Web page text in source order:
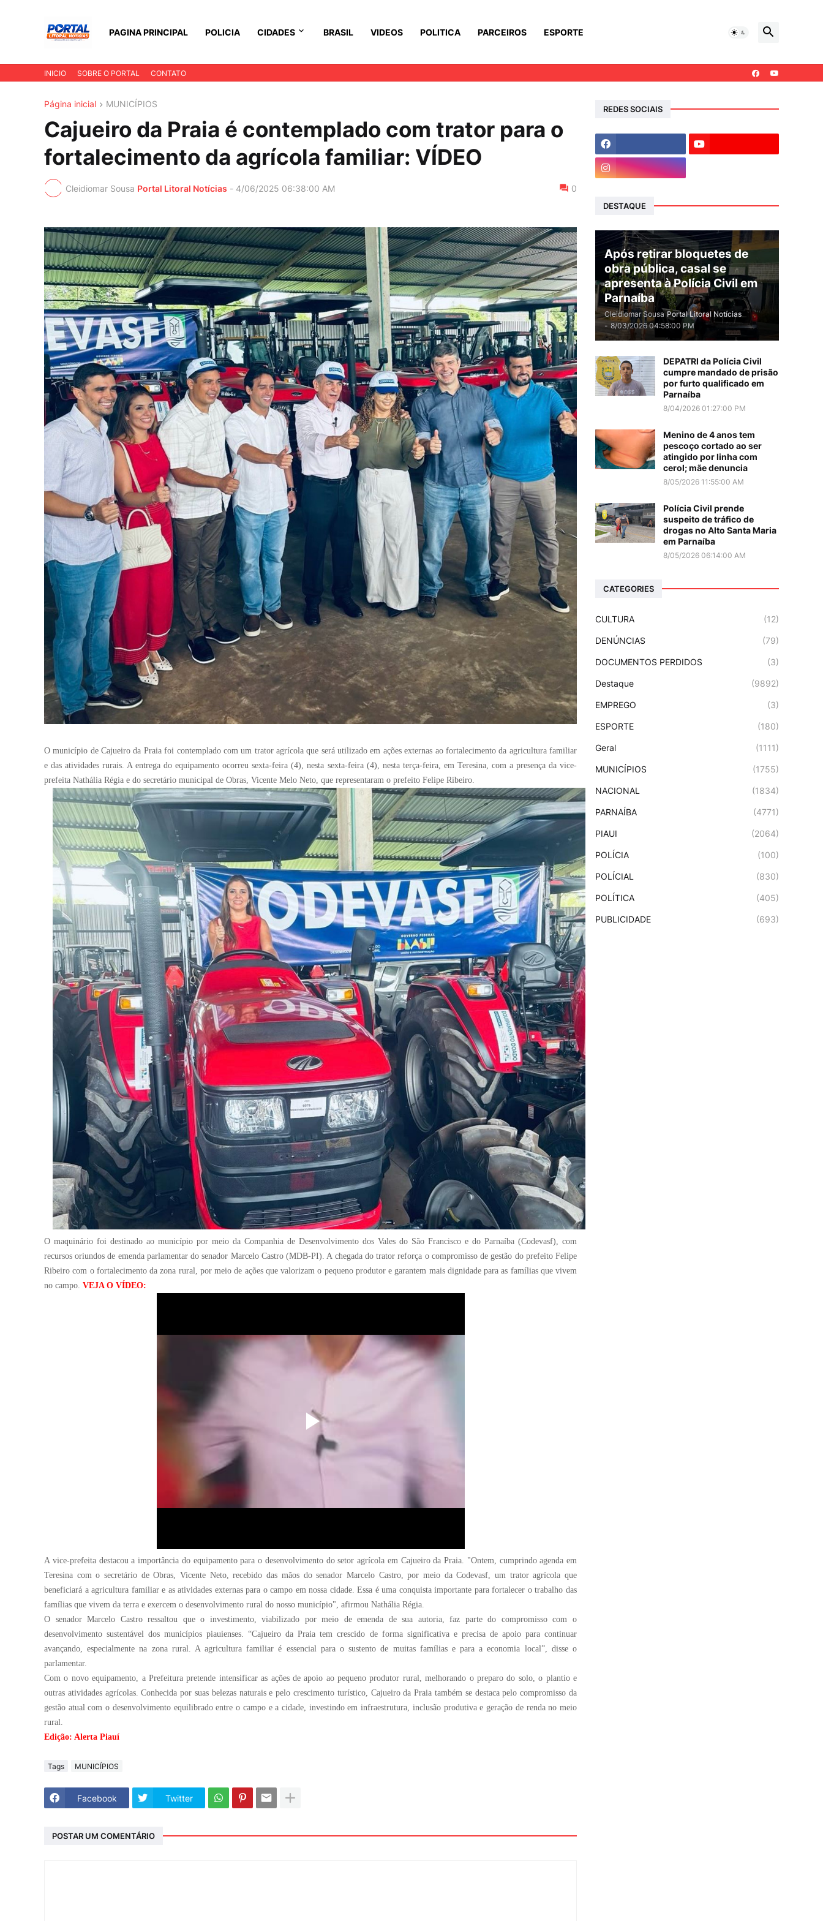
PAGINA PRINCIPAL POLICIA CIDADES BRASIL VIDEOS POLITICA PARCEIROS ESPORTE
INICIO SOBRE O PORTAL CONTATO
Página inicial MUNICÍPIOS
Cajueiro da Praia é contemplado com trator para o
fortalecimento da agrícola familiar: VÍDEO
Cleidiomar Sousa Portal Litoral Notícias - 4/06/2025 06:38:00 AM 0
O município de Cajueiro da Praia foi contemplado com um trator agrícola que será utilizado em ações externas ao fortalecimento da agricultura familiar
e das atividades rurais. A entrega do equipamento ocorreu sexta-feira (4), nesta sexta-feira (4), nesta terça-feira, em Teresina, com a presença da vice-
prefeita Nathália Régia e do secretário municipal de Obras, Vicente Melo Neto, que representaram o prefeito Felipe Ribeiro.
O maquinário foi destinado ao município por meio da Companhia de Desenvolvimento dos Vales do São Francisco e do Parnaíba (Codevasf), com
recursos oriundos de emenda parlamentar do senador Marcelo Castro (MDB-PI). A chegada do trator reforça o compromisso de gestão do prefeito Felipe
Ribeiro com o fortalecimento da zona rural, por meio de ações que valorizam o pequeno produtor e garantem mais dignidade para as famílias que vivem
no campo. VEJA O VÍDEO:
A vice-prefeita destacou a importância do equipamento para o desenvolvimento do setor agrícola em Cajueiro da Praia. "Ontem, cumprindo agenda em
Teresina com o secretário de Obras, Vicente Neto, recebido das mãos do senador Marcelo Castro, por meio da Codevasf, um trator agrícola que
beneficiará a agricultura familiar e as atividades externas para o campo em nossa cidade. Essa é uma conquista importante para fortalecer o trabalho das
famílias que vivem da terra e exercem o desenvolvimento rural do nosso município", afirmou Nathália Régia.
O senador Marcelo Castro ressaltou que o investimento, viabilizado por meio de emenda de sua autoria, faz parte do compromisso com o
desenvolvimento sustentável dos municípios piauienses. “Cajueiro da Praia tem crescido de forma significativa e precisa de apoio para continuar
avançando, especialmente na zona rural. A agricultura familiar é essencial para o sustento de muitas famílias e para a economia local”, disse o
parlamentar.
Com o novo equipamento, a Prefeitura pretende intensificar as ações de apoio ao pequeno produtor rural, melhorando o preparo do solo, o plantio e
outras atividades agrícolas. Conhecida por suas belezas naturais e pelo crescimento turístico, Cajueiro da Praia também se destaca pelo compromisso da
gestão atual com o desenvolvimento equilibrado entre o campo e a cidade, investindo em infraestrutura, inclusão produtiva e geração de renda no meio
rural.
Edição: Alerta Piauí
Tags MUNICÍPIOS
Facebook Twitter
POSTAR UM COMENTÁRIO
REDES SOCIAIS
DESTAQUE
Após retirar bloquetes de
obra pública, casal se
apresenta à Polícia Civil em
Parnaíba
Cleidiomar Sousa Portal Litoral Notícias
- 8/03/2026 04:58:00 PM
DEPATRI da Polícia Civil
cumpre mandado de prisão
por furto qualificado em
Parnaíba
8/04/2026 01:27:00 PM
Menino de 4 anos tem
pescoço cortado ao ser
atingido por linha com
cerol; mãe denuncia
8/05/2026 11:55:00 AM
Polícia Civil prende
suspeito de tráfico de
drogas no Alto Santa Maria
em Parnaíba
8/05/2026 06:14:00 AM
CATEGORIES
CULTURA (12)
DENÚNCIAS (79)
DOCUMENTOS PERDIDOS (3)
Destaque (9892)
EMPREGO (3)
ESPORTE (180)
Geral (1111)
MUNICÍPIOS (1755)
NACIONAL (1834)
PARNAÍBA (4771)
PIAUI (2064)
POLÍCIA (100)
POLÍCIAL (830)
POLÍTICA (405)
PUBLICIDADE (693)